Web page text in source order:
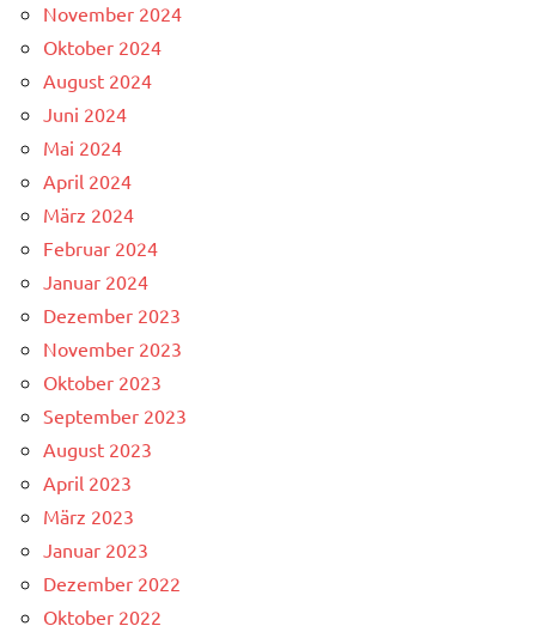
November 2024
Oktober 2024
August 2024
Juni 2024
Mai 2024
April 2024
März 2024
Februar 2024
Januar 2024
Dezember 2023
November 2023
Oktober 2023
September 2023
August 2023
April 2023
März 2023
Januar 2023
Dezember 2022
Oktober 2022